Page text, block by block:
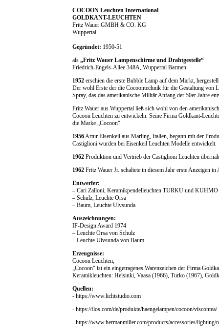
COCOON Leuchten International
GOLDKANT-LEUCHTEN
Fritz Wauer GMBH & CO. KG
Wuppertal
Gegründet: 1950-51
als „Fritz Wauer Lampenschirme und Drahtgestelle“
Friedrich-Engels-Allee 348A, Wuppertal Barmen
1952 erschien die erste Bubble Lamp auf dem Markt,
Der wohl Erste der die Cocoontechnik für die Gestaltung von
Spray, das das amerikanische Militär Anfang der 50er Jahre
Fritz Wauer aus Wuppertal ließ sich wohl von den
Cocoon Leuchten zu entwickeln. Seine Firma Goldkant-
die Marke „Cocoon“.
1956Artur Eisenkeil aus Marling, Italien, begann mit der
Castiglioni wurden bei Eisenkeil Leuchten Modelle entwickelt.
1962 Produktion und Vertrieb der Castiglioni Leuchten
1962 Fritz Wauer Jr. schaltete in diesem Jahr erste Anzeigen
Entwerfer:
– Cari Zalloni, Keramikpendelleuchten TURKU und KUHMO
– Schulz, Leuchte Orsa
– Baum, Leuchte Ulvsunda
Auszeichnungen:
IF-Design Award 1974
– Leuchte Orsa von Schulz
– Leuchte Ulvsunda von Baum
Erzeugnisse:
Cocoon Leuchten,
„Cocoon“ ist ein eingetragenes Warenzeichen der Firma
Keramikleuchten: Helsinki, Vaasa (1966), Turko (1967),
Quellen:
- https://www.lichtstudio.com
- https://flos.com/de/produkte/haengelampen/cocoon/viscontea/
- https://www.hermanmiller.com/products/accessories/lighting/